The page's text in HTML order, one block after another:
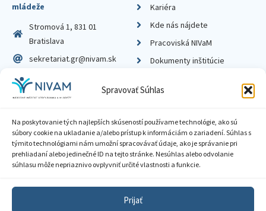
Spravovať Súhlas
Na poskytovanie tých najlepších skúseností používame technológie, ako sú
súbory cookie na ukladanie a/alebo prístup k informáciám o zariadení. Súhlas s
týmito technológiami nám umožní spracovávať údaje, ako je správanie pri
prehliadaní alebo jedinečné ID na tejto stránke. Nesúhlas alebo odvolanie
súhlasu môže nepriaznivo ovplyvniť určité vlastnosti a funkcie.
Prijať
mládeže
Stromová 1, 831 01
Bratislava
sekretariat.gr@nivam.sk
IČO: 00164348
DIČ: 2020798714
Kariéra
Kde nás nájdete
Pracoviská NIVaM
Dokumenty inštitúcie
Zásady ochrany súkromia
Sprístupnenie informácií